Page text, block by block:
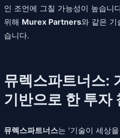
인 조언에 그칠 가능성이 높습니
위해 Murex Partners와 같은 기
습니다.
뮤렉스파트너스:
기반으로 한 투자
뮤렉스파트너스는 '기술이 세상